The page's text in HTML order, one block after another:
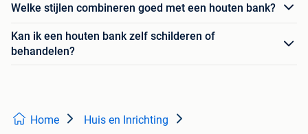
Welke stijlen combineren goed met een houten bank?
Kan ik een houten bank zelf schilderen of
behandelen?
Home Huis en Inrichting